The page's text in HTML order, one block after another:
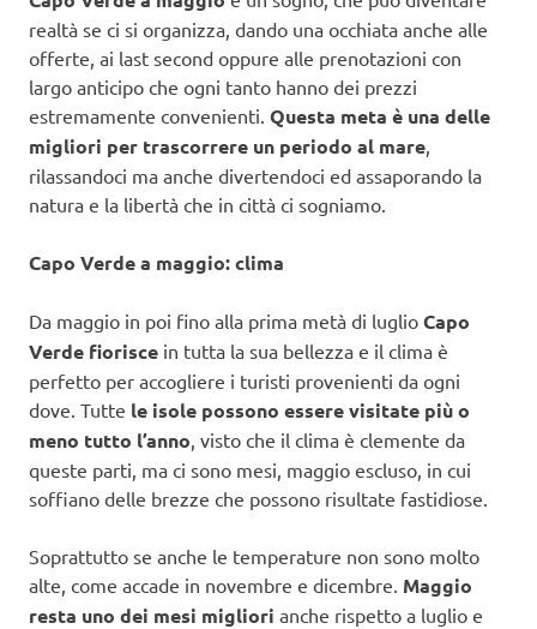
realtà se ci si organizza, dando una occhiata anche alle
offerte, ai last second oppure alle prenotazioni con
largo anticipo che ogni tanto hanno dei prezzi
estremamente convenienti. Questa meta è una delle
migliori per trascorrere un periodo al mare
rilassandoci ma anche divertendoci ed assaporando la
natura e la libertà che in città ci sogniamo.
Capo Verde a maggio: clima
Da maggio in poi fino alla prima metà di luglio Capo
Verde fiorisce in tutta la sua bellezza e il clima è
perfetto per accogliere i turisti provenienti da ogni
dove. Tutte le isole possono essere visitate più o
meno tutto l’anno , visto che il clima è clemente da
queste parti, ma ci sono mesi, maggio escluso, in cui
soffiano delle brezze che possono risultate fastidiose.
Soprattutto se anche le temperature non sono molto
alte, come accade in novembre e dicembre. Maggio
resta uno dei mesi migliori anche rispetto a luglio e